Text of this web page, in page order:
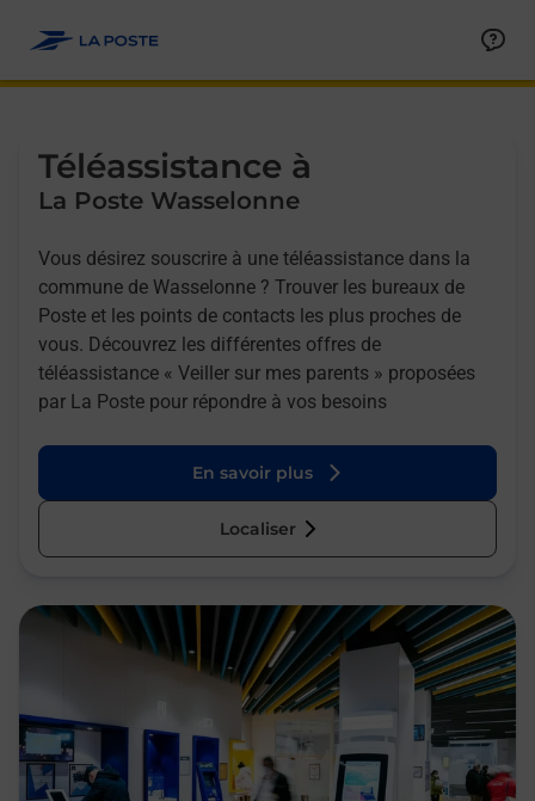
Téléassistance à
La Poste Wasselonne
Vous désirez souscrire à une téléassistance dans la
commune de Wasselonne ? Trouver les bureaux de
Poste et les points de contacts les plus proches de
vous. Découvrez les différentes offres de
téléassistance « Veiller sur mes parents » proposées
par La Poste pour répondre à vos besoins
En savoir plus
Localiser